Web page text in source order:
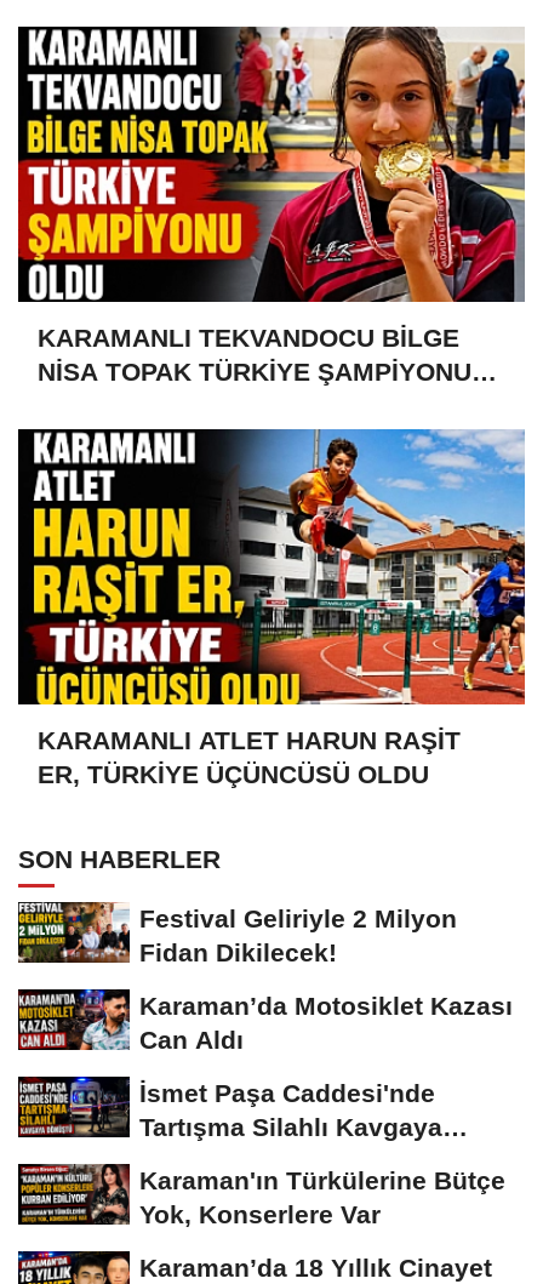
KARAMANLI TEKVANDOCU BİLGE
NİSA TOPAK TÜRKİYE ŞAMPİYONU
KARAMANLI ATLET HARUN RAŞİT
ER, TÜRKİYE ÜÇÜNCÜSÜ OLDU
SON HABERLER
Festival Geliriyle 2 Milyon
Fidan Dikilecek!
Karaman’da Motosiklet Kazası
Can Aldı
İsmet Paşa Caddesi'nde
Tartışma Silahlı Kavgaya
Karaman'ın Türkülerine Bütçe
Yok, Konserlere Var
Karaman’da 18 Yıllık Cinayet